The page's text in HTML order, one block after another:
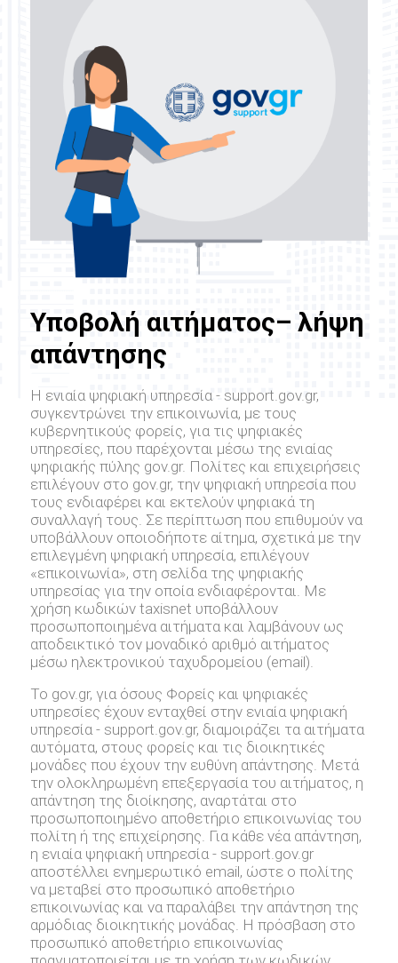
Υποβολή αιτήματος– λήψη
απάντησης
Η ενιαία ψηφιακή υπηρεσία - support.gov.gr,
συγκεντρώνει την επικοινωνία, με τους
κυβερνητικούς φορείς, για τις ψηφιακές
υπηρεσίες, που παρέχονται μέσω της ενιαίας
ψηφιακής πύλης gov.gr. Πολίτες και επιχειρήσεις
επιλέγουν στο gov.gr, την ψηφιακή υπηρεσία που
τους ενδιαφέρει και εκτελούν ψηφιακά τη
συναλλαγή τους. Σε περίπτωση που επιθυμούν να
υποβάλλουν οποιοδήποτε αίτημα, σχετικά με την
επιλεγμένη ψηφιακή υπηρεσία, επιλέγουν
«επικοινωνία», στη σελίδα της ψηφιακής
υπηρεσίας για την οποία ενδιαφέρονται. Με
χρήση κωδικών taxisnet υποβάλλουν
προσωποποιημένα αιτήματα και λαμβάνουν ως
αποδεικτικό τον μοναδικό αριθμό αιτήματος
μέσω ηλεκτρονικού ταχυδρομείου (email).
Το gov.gr, για όσους Φορείς και ψηφιακές
υπηρεσίες έχουν ενταχθεί στην ενιαία ψηφιακή
υπηρεσία - support.gov.gr, διαμοιράζει τα αιτήματα
αυτόματα, στους φορείς και τις διοικητικές
μονάδες που έχουν την ευθύνη απάντησης. Μετά
την ολοκληρωμένη επεξεργασία του αιτήματος, η
απάντηση της διοίκησης, αναρτάται στο
προσωποποιημένο αποθετήριο επικοινωνίας του
πολίτη ή της επιχείρησης. Για κάθε νέα απάντηση,
η ενιαία ψηφιακή υπηρεσία - support.gov.gr
αποστέλλει ενημερωτικό email, ώστε ο πολίτης
να μεταβεί στο προσωπικό αποθετήριο
επικοινωνίας και να παραλάβει την απάντηση της
αρμόδιας διοικητικής μονάδας. Η πρόσβαση στο
προσωπικό αποθετήριο επικοινωνίας